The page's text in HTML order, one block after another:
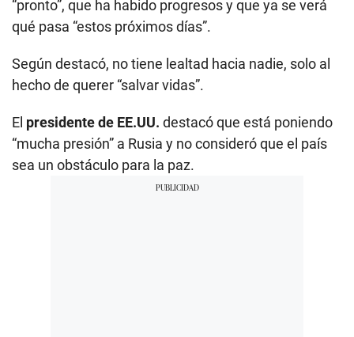
“pronto”, que ha habido progresos y que ya se verá
qué pasa “estos próximos días”.
Según destacó, no tiene lealtad hacia nadie, solo al
hecho de querer “salvar vidas”.
El presidente de EE.UU. destacó que está poniendo
“mucha presión” a Rusia y no consideró que el país
sea un obstáculo para la paz.